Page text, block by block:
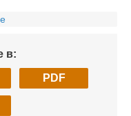
в:
PDF